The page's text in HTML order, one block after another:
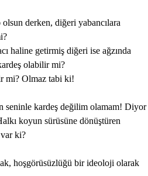
derken, diğeri yabancılara
haline getirmiş diğeri ise ağzında
olabilir mi?
mi? Olmaz tabi ki!
seninle kardeş değilim olamam! Diyor
koyun sürüsüne dönüştüren
var ki?
hoşgörüsüzlüğü bir ideoloji olarak